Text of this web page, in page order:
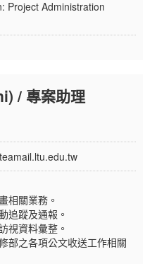
Project Administration
/ 專案助理
相關業務。
追蹤及通報。
視資料彙整。
部之各項公文收送工作相關